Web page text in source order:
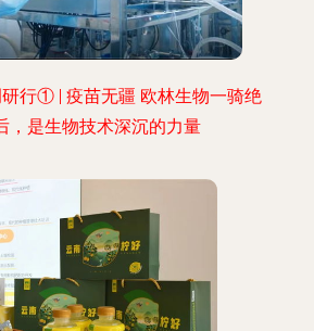
行① | 疫苗无疆 欧林生物一骑绝
，是生物技术深沉的力量